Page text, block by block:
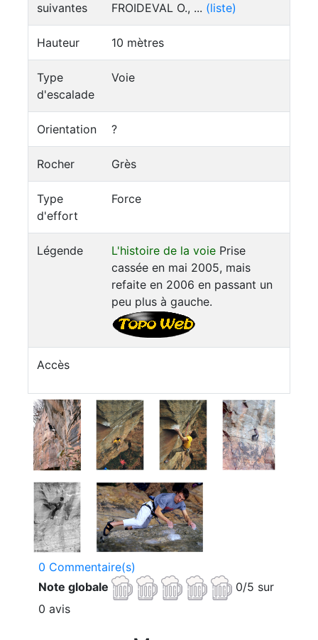
suivantes
FROIDEVAL O., ... (liste)
Hauteur 10 mètres
Type
d'escalade
Voie
Orientation ?
Rocher Grès
Type
d'effort
Force
Légende L'histoire de la voie Prise
cassée en mai 2005, mais
refaite en 2006 en passant un
peu plus à gauche.
Accès
0 Commentaire(s)
Note globale
0/5 sur
0 avis